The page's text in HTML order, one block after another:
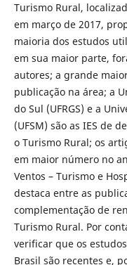
Turismo Rural,
em março de 2017,
maioria dos estudos
em sua maior parte,
autores; a grande
publicação na área; a
do Sul (UFRGS) e a
(UFSM) são as IES de
o Turismo Rural; os
em maior número no
Ventos – Turismo e
destaca entre as
complementação de
Turismo Rural. Por
verificar que os
Brasil são recentes e,